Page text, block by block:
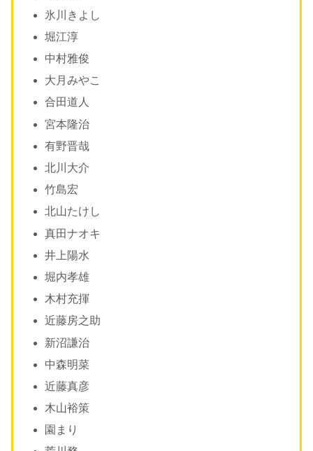
氷川きよし
堀江淳
中村雅俊
大月みやこ
合田道人
宮本隆治
有野晋哉
北川大介
竹島宏
北山たけし
真田ナオキ
井上陽水
堀内孝雄
木村充揮
近藤房之助
新沼謙治
中森明菜
近藤真彦
木山裕策
園まり